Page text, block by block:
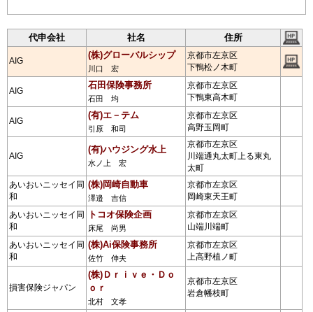
代申会社 社名 住所
AIG
(株)グローバルシップ
川口 宏
京都市左京区
下鴨松ノ木町
AIG
石田保険事務所
石田 均
京都市左京区
下鴨東高木町
AIG
(有)エ－テム
引原 和司
京都市左京区
高野玉岡町
AIG
(有)ハウジング水上
水ノ上 宏
京都市左京区
川端通丸太町上る東丸
太町
あいおいニッセイ同
和
(株)岡崎自動車
澤邉 吉信
京都市左京区
岡崎東天王町
あいおいニッセイ同
和
トコオ保険企画
床尾 尚男
京都市左京区
山端川端町
あいおいニッセイ同
和
(株)Ai保険事務所
佐竹 伸夫
京都市左京区
上高野植ノ町
損害保険ジャパン
(株)Ｄｒｉｖｅ・Ｄｏ
ｏｒ
北村 文孝
京都市左京区
岩倉幡枝町